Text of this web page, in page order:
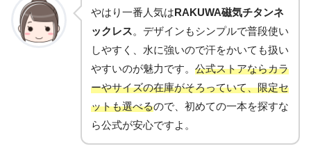
やはり一番人気はRAKUWA磁気チタンネ
ックレス。デザインもシンプルで普段使い
しやすく、水に強いので汗をかいても扱い
やすいのが魅力です。 公式ストアならカラ
ーやサイズの在庫がそろっていて、限定セ
ットも選べるので、初めての一本を探すな
ら公式が安心ですよ。